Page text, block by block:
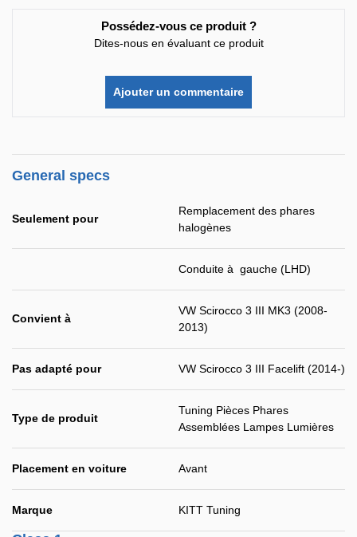
Possédez-vous ce produit ?
Dites-nous en évaluant ce produit
Ajouter un commentaire
General specs
Seulement pour
Remplacement des phares
halogènes
Conduite à gauche (LHD)
Convient à
VW Scirocco 3 III MK3 (2008-
2013)
Pas adapté pour VW Scirocco 3 III Facelift (2014-)
Type de produit
Tuning Pièces Phares
Assemblées Lampes Lumières
Placement en voiture Avant
Marque KITT Tuning